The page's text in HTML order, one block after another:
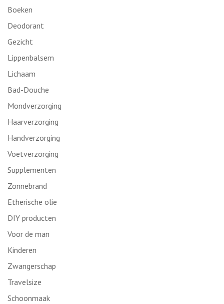
Boeken
Deodorant
Gezicht
Lippenbalsem
Lichaam
Bad-Douche
Mondverzorging
Haarverzorging
Handverzorging
Voetverzorging
Supplementen
Zonnebrand
Etherische olie
DIY producten
Voor de man
Kinderen
Zwangerschap
Travelsize
Schoonmaak